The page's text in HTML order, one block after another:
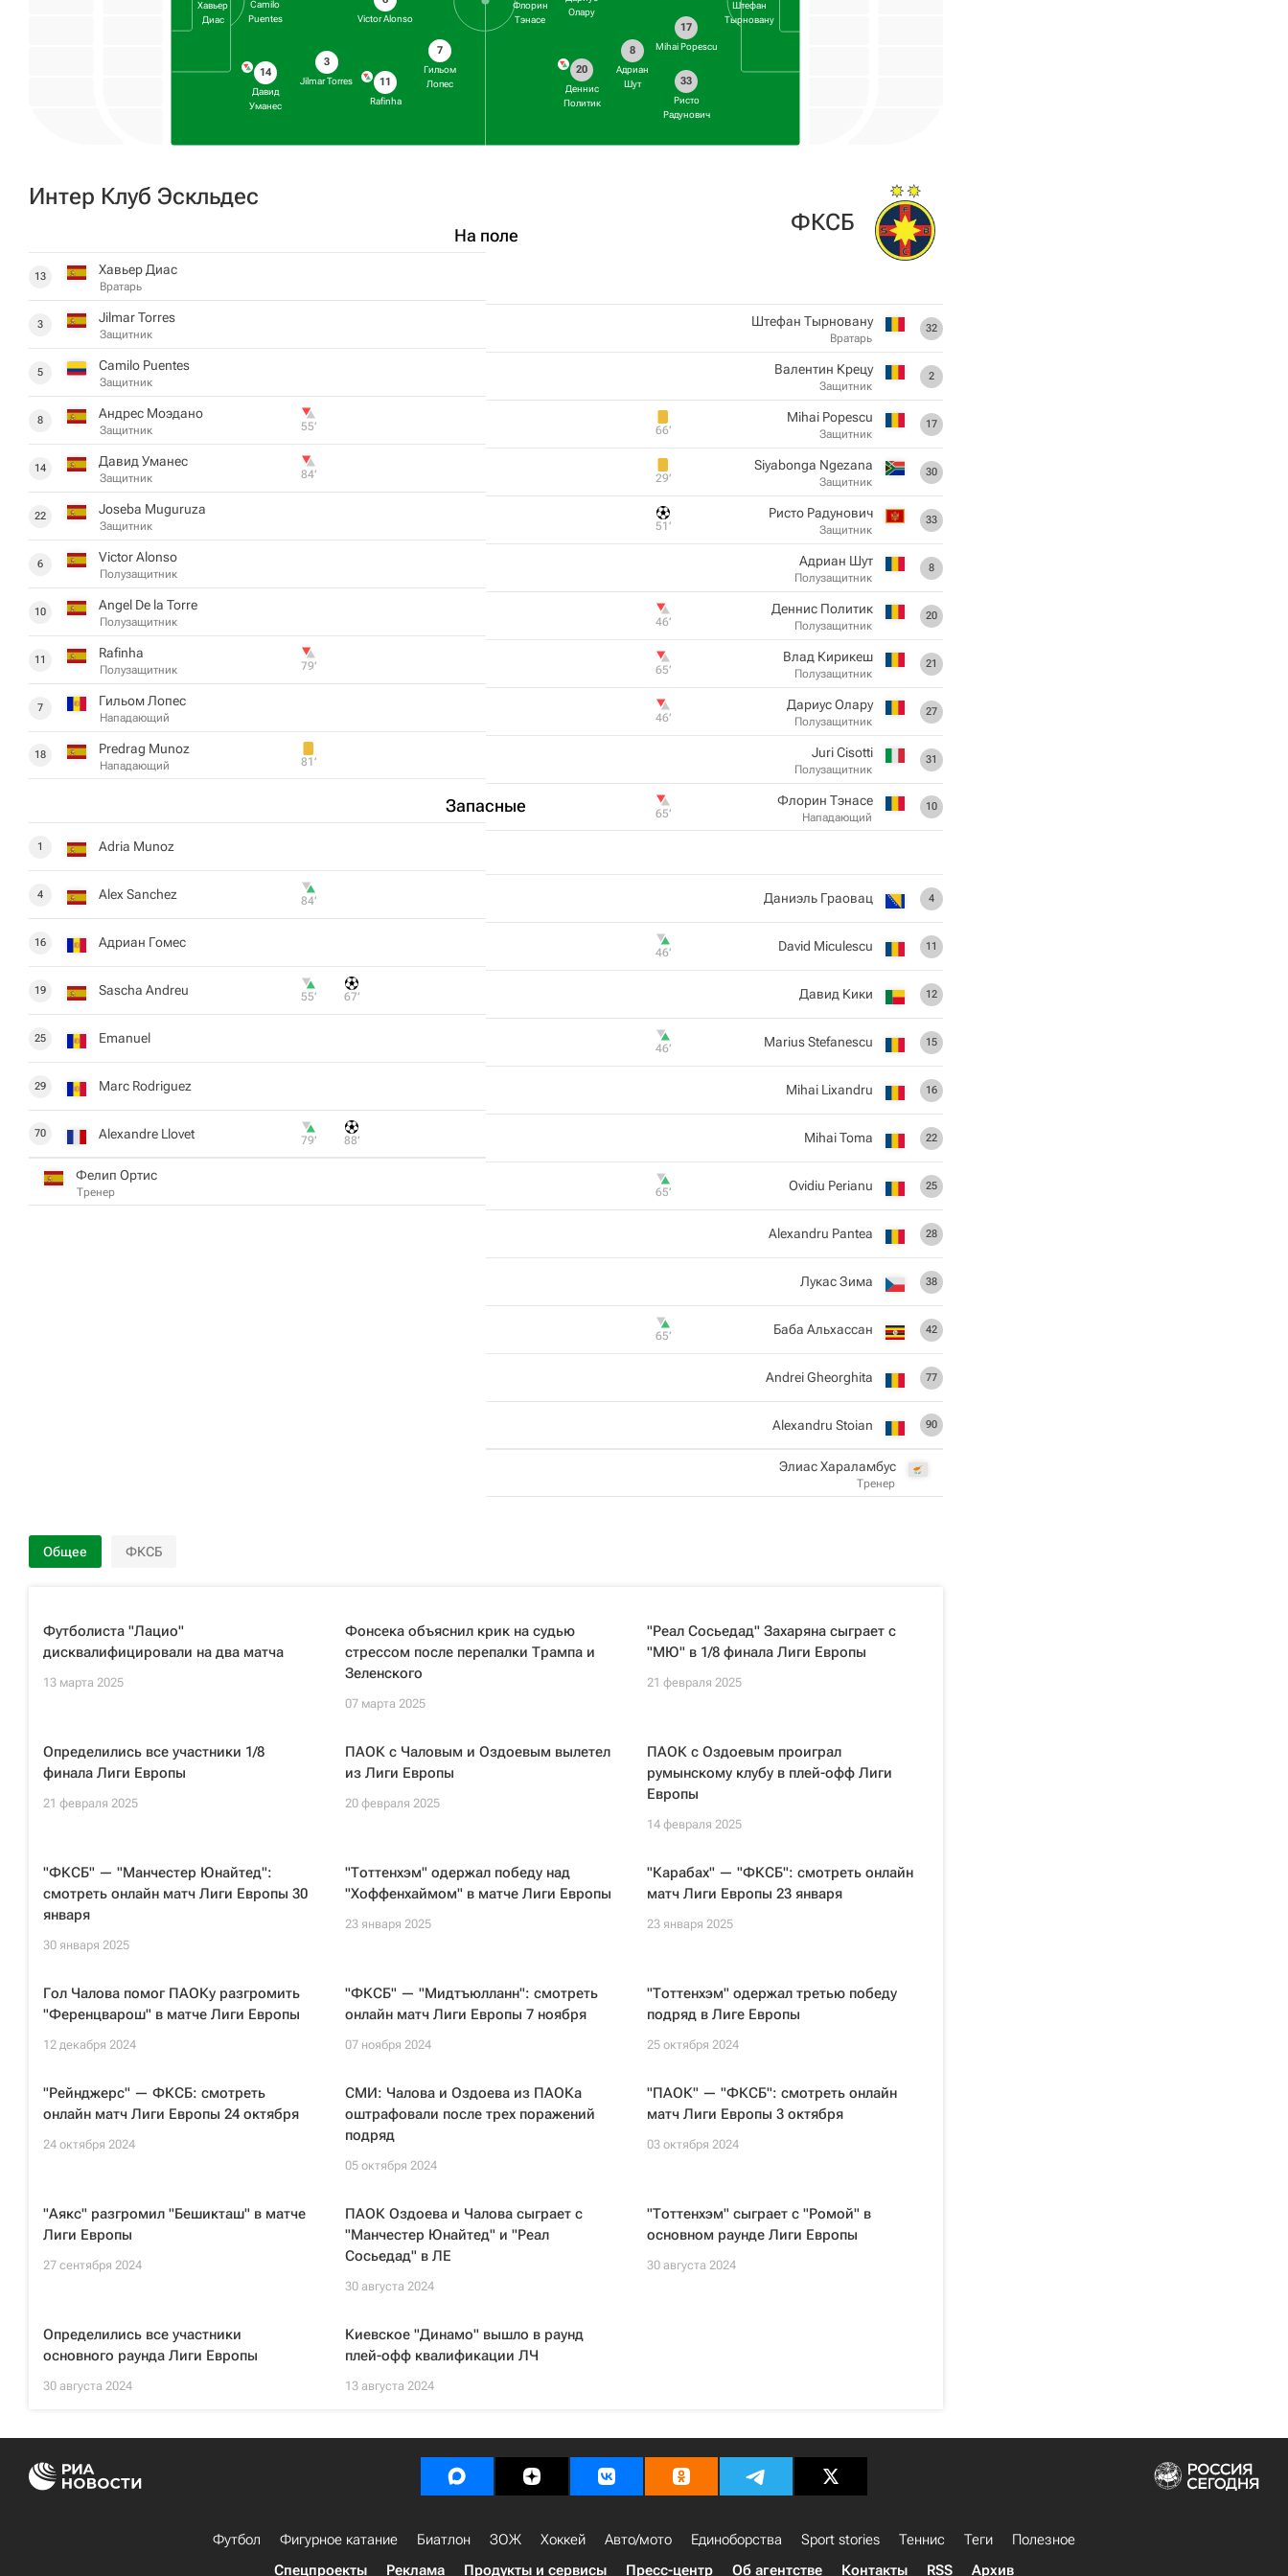
Хавьер
Диас
Camilo
Puentes
14
Давид
Уманес
3
Jilmar Torres
Victor Alonso
11
Rafinha
7
Гильом
Лопес
Штефан
Тырновану
17
Mihai Popescu
33
Ристо
Радунович
8
Адриан
Шут
Олару
20
Деннис
Политик
Флорин
Тэнасе
Интер Клуб Эскльдес
На поле
13 Хавьер Диас
Вратарь
3 Jilmar Torres
Защитник
5 Camilo Puentes
Защитник
8 Андрес Моэдано
Защитник 55‎’‎
14 Давид Уманес
Защитник 84‎’‎
22 Joseba Muguruza
Защитник
6 Victor Alonso
Полузащитник
10 Angel De la Torre
Полузащитник
11 Rafinha
Полузащитник 79‎’‎
7 Гильом Лопес
Нападающий
18 Predrag Munoz
Нападающий 81‎’‎
Запасные
1 Adria Munoz
4 Alex Sanchez 84‎’‎
16 Адриан Гомес
19 Sascha Andreu 55‎’‎ 67‎’‎
25 Emanuel
29 Marc Rodriguez
70 Alexandre Llovet 79‎’‎ 88‎’‎
Фелип Ортис
Тренер
ФКСБ
32
Штефан Тырновану
Вратарь
2
Валентин Крецу
Защитник
17
Mihai Popescu
Защитник
66‎’‎
30
Siyabonga Ngezana
Защитник
29‎’‎
33
Ристо Радунович
Защитник
51‎’‎
8
Адриан Шут
Полузащитник
20
Деннис Политик
Полузащитник
46‎’‎
21
Влад Кирикеш
Полузащитник
65‎’‎
27
Дариус Олару
Полузащитник
46‎’‎
31
Juri Cisotti
Полузащитник
10
Флорин Тэнасе
Нападающий
65‎’‎
4
Даниэль Граовац
11
David Miculescu
46‎’‎
12
Давид Кики
15
Marius Stefanescu
46‎’‎
16
Mihai Lixandru
22
Mihai Toma
25
Ovidiu Perianu
65‎’‎
28
Alexandru Pantea
38
Лукас Зима
42
Баба Альхассан
65‎’‎
77
Andrei Gheorghita
90
Alexandru Stoian
Элиас Хараламбус
Тренер
Общее ФКСБ
Футболиста "Лацио"
дисквалифицировали на два матча
13 марта 2025
Фонсека объяснил крик на судью
стрессом после перепалки Трампа и
Зеленского
07 марта 2025
"Реал Сосьедад" Захаряна сыграет с
"МЮ" в 1/8 финала Лиги Европы
21 февраля 2025
Определились все участники 1/8
финала Лиги Европы
21 февраля 2025
ПАОК с Чаловым и Оздоевым вылетел
из Лиги Европы
20 февраля 2025
ПАОК с Оздоевым проиграл
румынскому клубу в плей-офф Лиги
Европы
14 февраля 2025
"ФКСБ" — "Манчестер Юнайтед":
смотреть онлайн матч Лиги Европы 30
января
30 января 2025
"Тоттенхэм" одержал победу над
"Хоффенхаймом" в матче Лиги Европы
23 января 2025
"Карабах" — "ФКСБ": смотреть онлайн
матч Лиги Европы 23 января
23 января 2025
Гол Чалова помог ПАОКу разгромить
"Ференцварош" в матче Лиги Европы
12 декабря 2024
"ФКСБ" — "Мидтъюлланн": смотреть
онлайн матч Лиги Европы 7 ноября
07 ноября 2024
"Тоттенхэм" одержал третью победу
подряд в Лиге Европы
25 октября 2024
"Рейнджерс" — ФКСБ: смотреть
онлайн матч Лиги Европы 24 октября
24 октября 2024
СМИ: Чалова и Оздоева из ПАОКа
оштрафовали после трех поражений
подряд
05 октября 2024
"ПАОК" — "ФКСБ": смотреть онлайн
матч Лиги Европы 3 октября
03 октября 2024
"Аякс" разгромил "Бешикташ" в матче
Лиги Европы
27 сентября 2024
ПАОК Оздоева и Чалова сыграет с
"Манчестер Юнайтед" и "Реал
Сосьедад" в ЛЕ
30 августа 2024
"Тоттенхэм" сыграет с "Ромой" в
основном раунде Лиги Европы
30 августа 2024
Определились все участники
основного раунда Лиги Европы
30 августа 2024
Киевское "Динамо" вышло в раунд
плей-офф квалификации ЛЧ
13 августа 2024
Футбол Фигурное катание Биатлон ЗОЖ Хоккей Авто/мото Единоборства Sport stories Теннис Теги
Полезное
Спецпроекты
Реклама Продукты и сервисы Пресс-центр Об агентстве Контакты RSS Архив